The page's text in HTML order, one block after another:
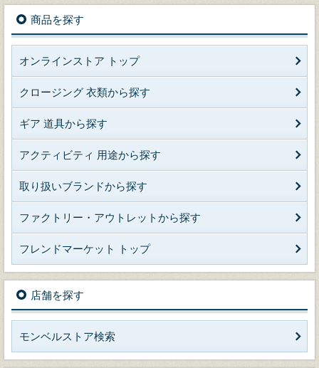
商品を探す
オンラインストア トップ
クロージング 衣類から探す
ギア 道具から探す
アクティビティ 用途から探す
取り扱いブランドから探す
ファクトリー・アウトレットから探す
フレンドマーケット トップ
店舗を探す
モンベルストア検索